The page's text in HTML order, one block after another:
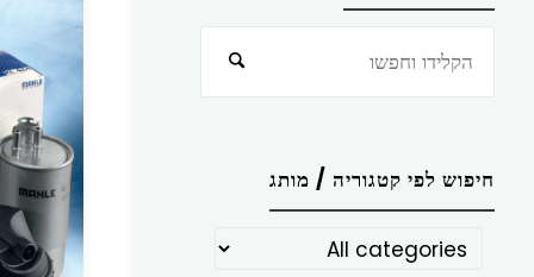
חיפוש
חיפוש לפי קטגוריה / מותג